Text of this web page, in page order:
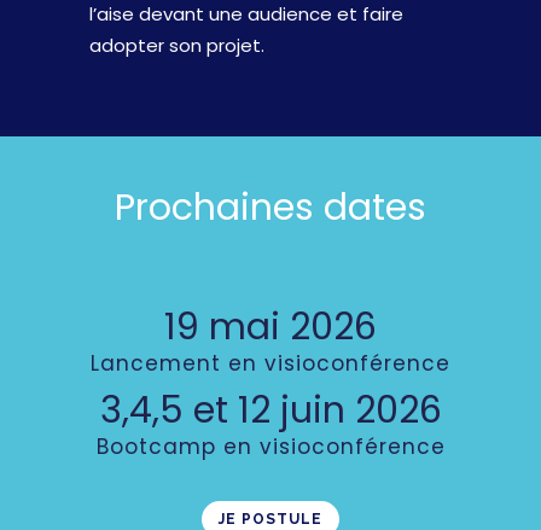
l’aise devant une audience et faire
adopter son projet.
Prochaines dates
19 mai 2026
Lancement en visioconférence
3,4,5 et 12 juin 2026
Bootcamp en visioconférence
JE POSTULE